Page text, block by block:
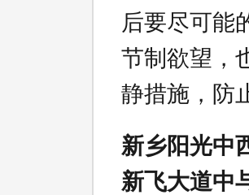
后要尽可能
节制欲望，
静措施，防
新乡阳光中
新飞大道中